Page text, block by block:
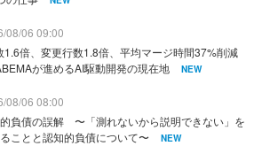
08/06 09:00
1.6倍、変更行数1.8倍、平均マージ時間37%削減
が進めるAI駆動開発の現在地
NEW
08/06 08:00
負債の誤解 〜「測れないから説明できない」を
ことと認知的負債について〜
NEW